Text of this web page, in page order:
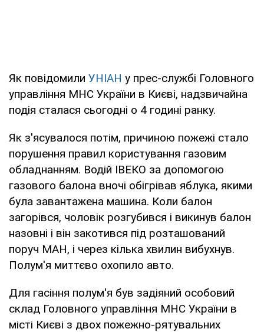
Як повідомили УНІАН у прес-службі Головного
управління МНС України в Києві, надзвичайна
подія сталася сьогодні о 4 годині ранку.
Як з'ясувалося потім, причиною пожежі стало
порушення правил користування газовим
обладнанням. Водій ІВЕКО за допомогою
газового балона вночі обігрівав яблука, якими
була завантажена машина. Коли балон
загорівся, чоловік розгубився і викинув балон
назовні і він закотився під розташований
поруч МАН, і через кілька хвилин вибухнув.
Полум'я миттєво охопило авто.
Для гасіння полум'я був задіяний особовий
склад Головного управління МНС України в
місті Києві з двох пожежно-рятувальних